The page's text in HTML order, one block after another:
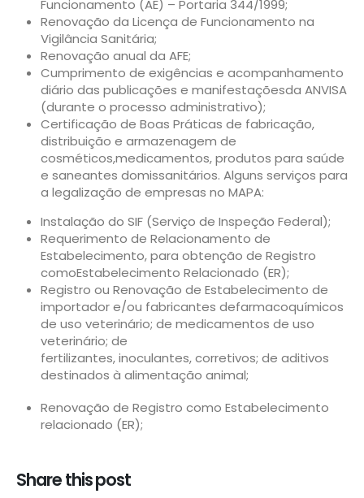
Funcionamento (AE) – Portaria 344/1999;
Renovação da Licença de Funcionamento na
Vigilância Sanitária;
Renovação anual da AFE;
Cumprimento de exigências e acompanhamento
diário das publicações e manifestaçõesda ANVISA
(durante o processo administrativo);
Certificação de Boas Práticas de fabricação,
distribuição e armazenagem de
cosméticos,medicamentos, produtos para saúde
e saneantes domissanitários. Alguns serviços para
a legalização de empresas no MAPA:
Instalação do SIF (Serviço de Inspeção Federal);
Requerimento de Relacionamento de
Estabelecimento, para obtenção de Registro
comoEstabelecimento Relacionado (ER);
Registro ou Renovação de Estabelecimento de
importador e/ou fabricantes defarmacoquímicos
de uso veterinário; de medicamentos de uso
veterinário; de
fertilizantes, inoculantes, corretivos; de aditivos
destinados à alimentação animal;
Renovação de Registro como Estabelecimento
relacionado (ER);
Share this post